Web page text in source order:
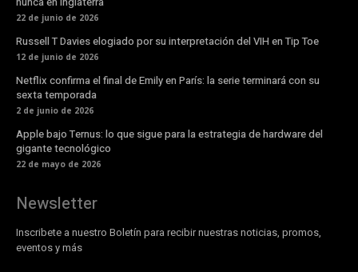
22 de junio de 2026
Russell T Davies elogiado por su interpretación del VIH en Tip Toe
12 de junio de 2026
Netflix confirma el final de Emily en París: la serie terminará con su
sexta temporada
2 de junio de 2026
Apple bajo Ternus: lo que sigue para la estrategia de hardware del
gigante tecnológico
22 de mayo de 2026
Newsletter
Inscribete a nuestro Boletín para recibir nuestras noticias, promos,
eventos y más